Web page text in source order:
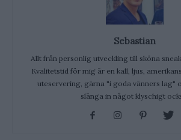
Sebastian
Allt från personlig utveckling till sköna
Kvalitetstid för mig är en kall, ljus,
uteservering, gärna "i goda vänners lag"
slänga in något klyschigt